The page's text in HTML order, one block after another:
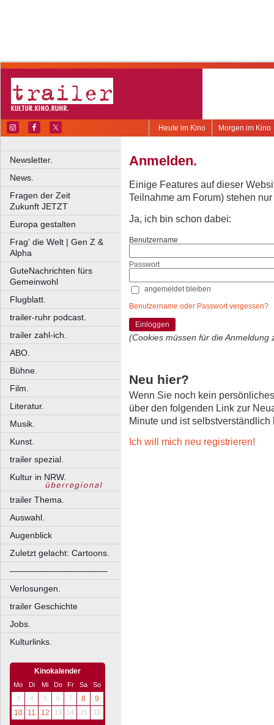
Morgen im Kino
Heute im Kino
Newsletter.
News.
Fragen der Zeit
Zukunft JETZT
Europa gestalten
Frag' die Welt | Gen Z &
Alpha
GuteNachrichten fürs
Gemeinwohl
Flugblatt.
trailer-ruhr podcast.
trailer zahl-ich.
ABO.
Bühne.
Film.
Literatur.
Musik.
Kunst.
trailer spezial.
Kultur in NRW.
trailer Thema.
Auswahl.
Augenblick
Zuletzt gelacht: Cartoons.
––––––––––––––––––––
Verlosungen.
trailer Geschichte
Jobs.
Kulturlinks.
Kinokalender
Mo Di Mi Do Fr Sa
So
3
4 5 6 7 8
9
10
11 12 13 14 15 16
Anmelden.
Einige Features auf dieser
Teilnahme am Forum) stehen
Ja, ich bin schon dabei:
Benutzername
Passwort
angemeldet bleiben
Benutzername oder Passwort vergessen?
Einloggen
(Cookies müssen für die Anmeldung
Neu hier?
Wenn Sie noch kein
über den folgenden Link zur
Minute und ist selbstverständlich
Ich will mich neu registrieren!